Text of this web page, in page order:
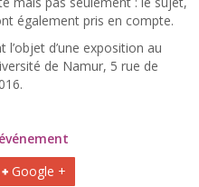
également pris en compte.
d’une exposition au
de Namur, 5 rue de
Google +